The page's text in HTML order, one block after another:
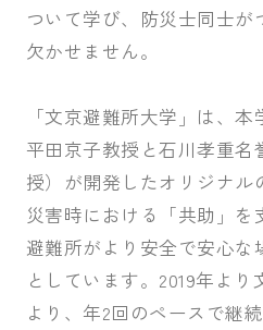
在学生の皆さま
卒業
学校法人日本女子大学
附属豊明幼稚園
附属豊明小学校
附属中学校
ついて学び、防災士同士が
欠かせません。
「文京避難所大学」は、
平田京子教授と石川孝重名
授）が開発したオリジナル
災害時における「共助」を
避難所がより安全で安心な
としています。2019年よ
より、年2回のペースで継